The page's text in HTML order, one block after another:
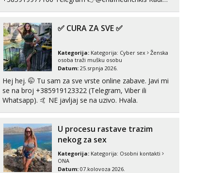
štikle, samostojeće itd. Nudim svakakva videa seksa,
puš...
✅ CURA ZA SVE ✅
Kategorija: Kategorija: Cyber sex
Ženska
osoba traži mušku osobu
Datum: 25.srpnja 2026.
Hej hej. 🤭 Tu sam za sve vrste online zabave. Javi mi
se na broj +385919123322 (Telegram, Viber ili
Whatsapp). 🤙 NE javljaj se na uzivo. Hvala.
U procesu rastave trazim
nekog za sex
Kategorija: Kategorija: Osobni kontakti
ONA
Datum: 07.kolovoza 2026.